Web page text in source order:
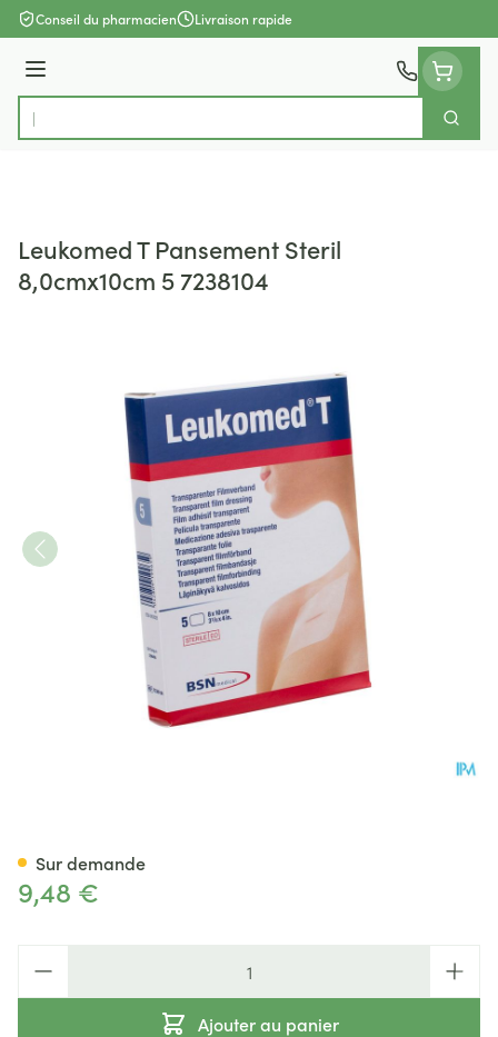
Aller au contenu
Conseil du pharmacien Livraison rapide
Menu
Rechercher
Leukomed T Pansement Steril
8,0cmx10cm 5 7238104
9,48 €
Ajouter au panier
Sur demande